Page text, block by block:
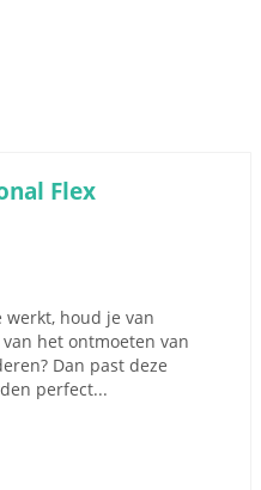
Flex
houd je van
het ontmoeten van
Dan past deze
perfect...